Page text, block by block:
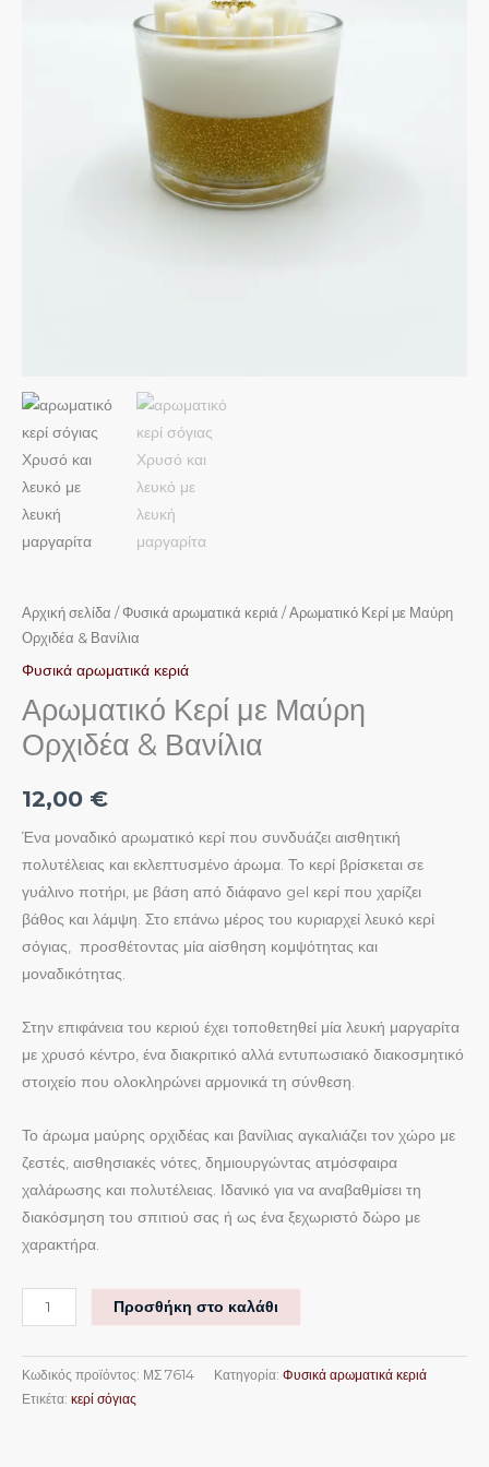
Αρχική σελίδα /Φυσικά αρωματικά κεριά / Αρωματικό Κερί με Μαύρη
Ορχιδέα & Βανίλια
Φυσικά αρωματικά κεριά
Αρωματικό Κερί με Μαύρη
Ορχιδέα & Βανίλια
12,00 €
Ένα μοναδικό αρωματικό κερί που συνδυάζει αισθητική
πολυτέλειας και εκλεπτυσμένο άρωμα. Το κερί βρίσκεται σε
γυάλινο ποτήρι, με βάση από διάφανο gel κερί που χαρίζει
βάθος και λάμψη. Στο επάνω μέρος του κυριαρχεί λευκό κερί
σόγιας, προσθέτοντας μία αίσθηση κομψότητας και
μοναδικότητας.
Στην επιφάνεια του κεριού έχει τοποθετηθεί μία λευκή μαργαρίτα
με χρυσό κέντρο, ένα διακριτικό αλλά εντυπωσιακό διακοσμητικό
στοιχείο που ολοκληρώνει αρμονικά τη σύνθεση.
Το άρωμα μαύρης ορχιδέας και βανίλιας αγκαλιάζει τον χώρο με
ζεστές, αισθησιακές νότες, δημιουργώντας ατμόσφαιρα
χαλάρωσης και πολυτέλειας. Ιδανικό για να αναβαθμίσει τη
διακόσμηση του σπιτιού σας ή ως ένα ξεχωριστό δώρο με
χαρακτήρα.
Προσθήκη στο καλάθι
Κωδικός προϊόντος: ΜΣ 7614 Κατηγορία: Φυσικά αρωματικά κεριά
Ετικέτα: κερί σόγιας